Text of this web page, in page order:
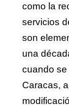
como la
servicios
son
una
cuando se
Caracas,